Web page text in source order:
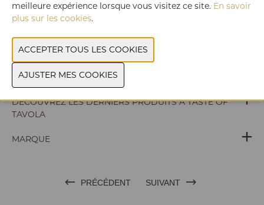
GROUPE DE PRODUITS
PHOTOS
DÉCOUVREZ LES DERNIERS PRODUITS À TASTE OF
TAVOLA
MARQUE
PRÉCÉDENT SUIVANT
meilleure expérience lorsque vous visitez ce site. En savoir
plus sur les cookies.